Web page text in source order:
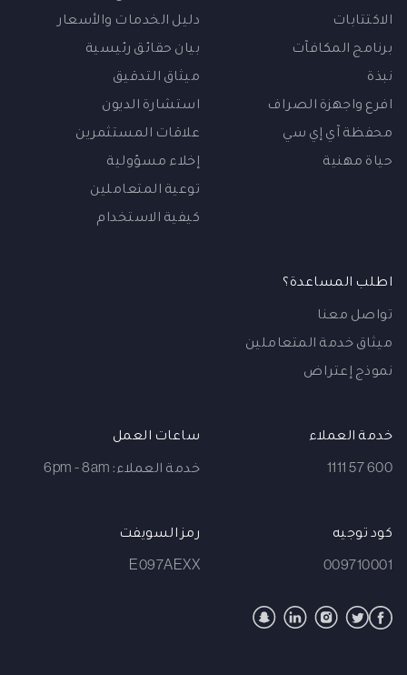
الاكتتابات
برنامج المكافآت
نبذة
افرع واجهزة الصراف
محفظة آي إي سي
حياة مهنية
دليل الخدمات والأسعار
بيان حقائق رئيسية
ميثاق التدقيق
استشارة الديون
علاقات المستثمرين
إخلاء مسؤولية
توعية المتعاملين
كيفية الاستخدام
اطلب المساعدة؟
تواصل معنا
ميثاق خدمة المتعاملين
نموذج إعتراض
خدمة العملاء
600 57 1111
ساعات العمل
خدمة العملاء: 6pm - 8am
كود توجيه
009710001
رمز السويفت
E097AEXX